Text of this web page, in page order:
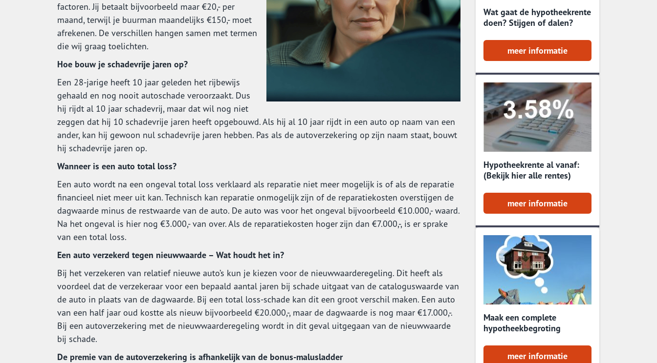
factoren. Jij betaalt bijvoorbeeld maar €20,- per
maand, terwijl je buurman maandelijks €150,- moet
afrekenen. De verschillen hangen samen met termen
die wij graag toelichten.
Hoe bouw je schadevrije jaren op?
Een 28-jarige heeft 10 jaar geleden het rijbewijs
gehaald en nog nooit autoschade veroorzaakt. Dus
hij rijdt al 10 jaar schadevrij, maar dat wil nog niet
zeggen dat hij 10 schadevrije jaren heeft opgebouwd. Als hij al 10 jaar rijdt in een auto op naam van een
ander, kan hij gewoon nul schadevrije jaren hebben. Pas als de autoverzekering op zijn naam staat, bouwt
hij schadevrije jaren op.
Wanneer is een auto total loss?
Een auto wordt na een ongeval total loss verklaard als reparatie niet meer mogelijk is of als de reparatie
financieel niet meer uit kan. Technisch kan reparatie onmogelijk zijn of de reparatiekosten overstijgen de
dagwaarde minus de restwaarde van de auto. De auto was voor het ongeval bijvoorbeeld €10.000,- waard.
Na het ongeval is hier nog €3.000,- van over. Als de reparatiekosten hoger zijn dan €7.000,-, is er sprake
van een total loss.
Een auto verzekerd tegen nieuwwaarde – Wat houdt het in?
Bij het verzekeren van relatief nieuwe auto’s kun je kiezen voor de nieuwwaarderegeling. Dit heeft als
voordeel dat de verzekeraar voor een bepaald aantal jaren bij schade uitgaat van de cataloguswaarde van
de auto in plaats van de dagwaarde. Bij een total loss-schade kan dit een groot verschil maken. Een auto
van een half jaar oud kostte als nieuw bijvoorbeeld €20.000,-, maar de dagwaarde is nog maar €17.000,-.
Bij een autoverzekering met de nieuwwaarderegeling wordt in dit geval uitgegaan van de nieuwwaarde
bij schade.
De premie van de autoverzekering is afhankelijk van de bonus-malusladder
Wat gaat de hypotheekrente
doen? Stijgen of dalen?
meer informatie
Hypotheekrente al vanaf:
(Bekijk hier alle rentes)
meer informatie
Maak een complete
hypotheekbegroting
meer informatie